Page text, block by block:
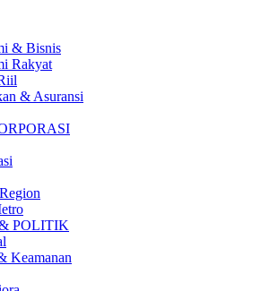
& Bisnis
Rakyat
& Asuransi
POLITIK
Keamanan